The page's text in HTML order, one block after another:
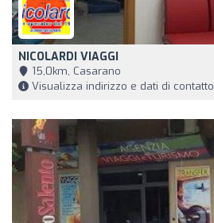
NICOLARDI VIAGGI
15,0km, Casarano
Visualizza indirizzo e dati di contatto